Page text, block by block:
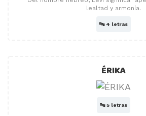
lealtad y armonía.
🔤 4 letras
ÉRIKA
🔤5 letras